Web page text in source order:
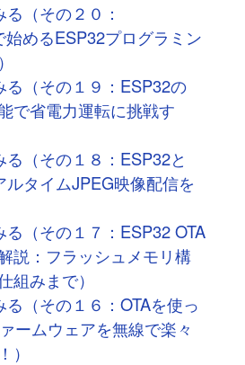
（その２０：
始めるESP32プログラミン
る（その１９：ESP32の
で省電力運転に挑戦す
る（その１８：ESP32と
ルタイムJPEG映像配信を
る（その１７：ESP32 OTA
説：フラッシュメモリ構
組みまで）
る（その１６：OTAを使っ
ームウェアを無線で楽々
）